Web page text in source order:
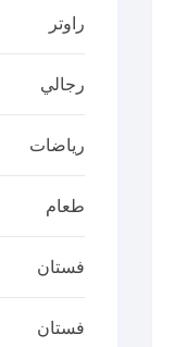
راوتر
رجالي
رياضات
طعام
فستان
فستان